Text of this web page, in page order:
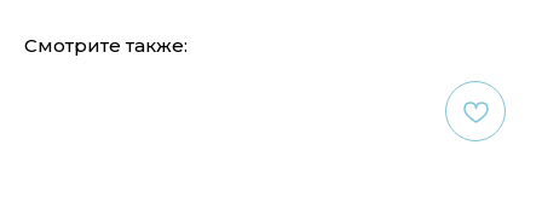
Смотрите также: